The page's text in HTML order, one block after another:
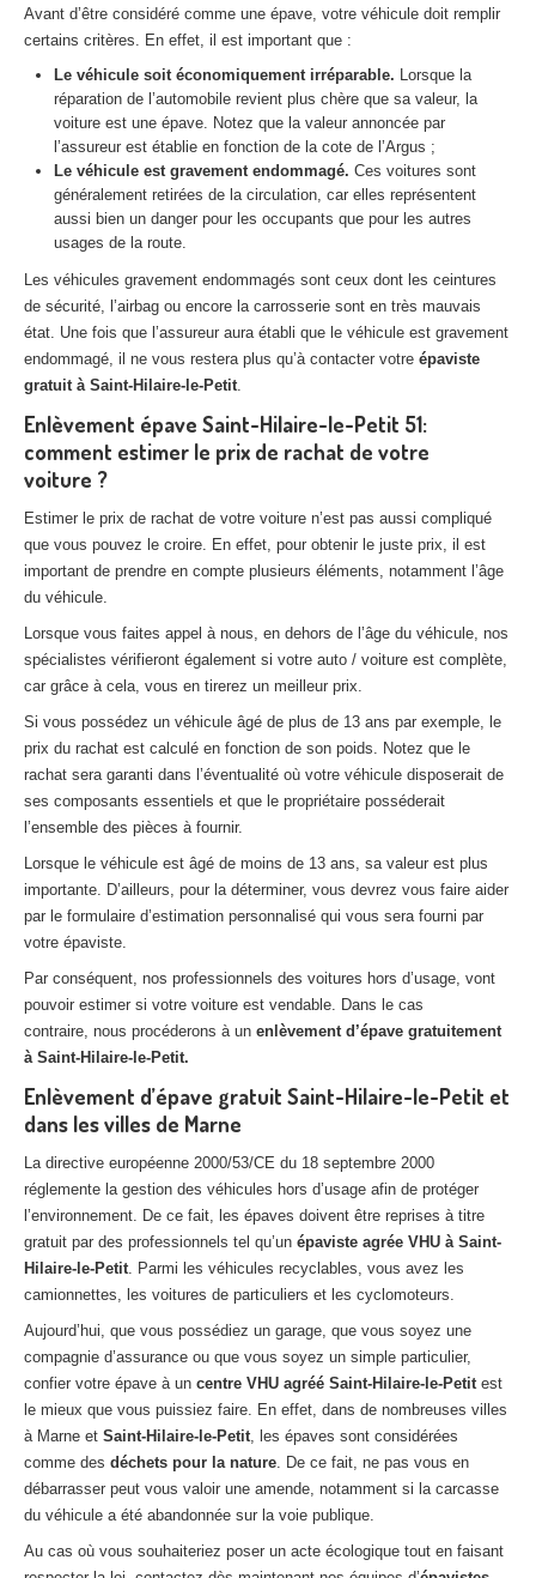
Centreagréé VHU 95 : casse auto avec destruction
DOCUMENTSÀ JOINDRE
RACHAT VÉHICULES
CONTACT
Avant d’être considéré comme une épave, votre véhicule doit remplir
certains critères. En effet, il est important que :
Le véhicule soit économiquement irréparable. Lorsque la
réparation de l’automobile revient plus chère que sa valeur, la
voiture est une épave. Notez que la valeur annoncée par
l’assureur est établie en fonction de la cote de l’Argus ;
Le véhicule est gravement endommagé. Ces voitures sont
généralement retirées de la circulation, car elles représentent
aussi bien un danger pour les occupants que pour les autres
usages de la route.
Les véhicules gravement endommagés sont ceux dont les ceintures
de sécurité, l’airbag ou encore la carrosserie sont en très mauvais
état. Une fois que l’assureur aura établi que le véhicule est gravement
endommagé, il ne vous restera plus qu’à contacter votre épaviste
gratuit à Saint-Hilaire-le-Petit.
Enlèvement épave Saint-Hilaire-le-Petit 51:
comment estimer le prix de rachat de votre
voiture ?
Estimer le prix de rachat de votre voiture n’est pas aussi compliqué
que vous pouvez le croire. En effet, pour obtenir le juste prix, il est
important de prendre en compte plusieurs éléments, notamment l’âge
du véhicule.
Lorsque vous faites appel à nous, en dehors de l’âge du véhicule, nos
spécialistes vérifieront également si votre auto / voiture est complète,
car grâce à cela, vous en tirerez un meilleur prix.
Si vous possédez un véhicule âgé de plus de 13 ans par exemple, le
prix du rachat est calculé en fonction de son poids. Notez que le
rachat sera garanti dans l’éventualité où votre véhicule disposerait de
ses composants essentiels et que le propriétaire posséderait
l’ensemble des pièces à fournir.
Lorsque le véhicule est âgé de moins de 13 ans, sa valeur est plus
importante. D’ailleurs, pour la déterminer, vous devrez vous faire aider
par le formulaire d’estimation personnalisé qui vous sera fourni par
votre épaviste.
Par conséquent, nos professionnels des voitures hors d’usage, vont
pouvoir estimer si votre voiture est vendable. Dans le cas
contraire, nous procéderons à un enlèvement d’épave gratuitement
à Saint-Hilaire-le-Petit.
Enlèvement d’épave gratuit Saint-Hilaire-le-Petit et
dans les villes de Marne
La directive européenne 2000/53/CE du 18 septembre 2000
réglemente la gestion des véhicules hors d’usage afin de protéger
l’environnement. De ce fait, les épaves doivent être reprises à titre
gratuit par des professionnels tel qu’un épaviste agrée VHU à Saint-
Hilaire-le-Petit. Parmi les véhicules recyclables, vous avez les
camionnettes, les voitures de particuliers et les cyclomoteurs.
Aujourd’hui, que vous possédiez un garage, que vous soyez une
compagnie d’assurance ou que vous soyez un simple particulier,
confier votre épave à un centre VHU agréé Saint-Hilaire-le-Petitest
le mieux que vous puissiez faire. En effet, dans de nombreuses villes
à Marne et Saint-Hilaire-le-Petit, les épaves sont considérées
comme des déchets pour la nature. De ce fait, ne pas vous en
débarrasser peut vous valoir une amende, notamment si la carcasse
du véhicule a été abandonnée sur la voie publique.
Au cas où vous souhaiteriez poser un acte écologique tout en faisant